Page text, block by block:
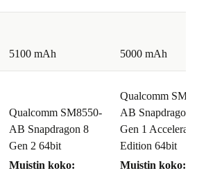
5100 mAh 5000 mAh
Qualcomm SM8550-
AB Snapdragon 8
Gen 2 64bit
Muistin koko:
Qualcomm
AB Snapdragon
Gen 1
Edition 64bit
Muistin koko: